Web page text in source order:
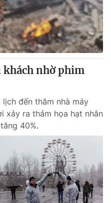
khách nhờ phim
đến thăm nhà máy
xảy ra thảm họa hạt nhân
40%.